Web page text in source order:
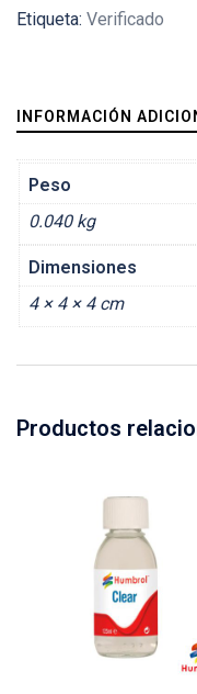
Etiqueta: Verificado
INFORMACIÓN
Peso
0.040 kg
Dimensiones
4 × 4 × 4 cm
Productos